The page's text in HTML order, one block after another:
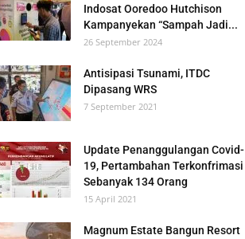
Indosat Ooredoo Hutchison
Kampanyekan “Sampah Jadi...
26 September 2024
Antisipasi Tsunami, ITDC
Dipasang WRS
7 September 2021
Update Penanggulangan Covid-
19, Pertambahan Terkonfrimasi
Sebanyak 134 Orang
15 April 2021
Magnum Estate Bangun Resort